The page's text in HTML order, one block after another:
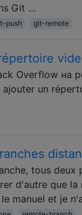
Git …
push git-remote
Overflow на
un
tous
d'autre que
manuel et je